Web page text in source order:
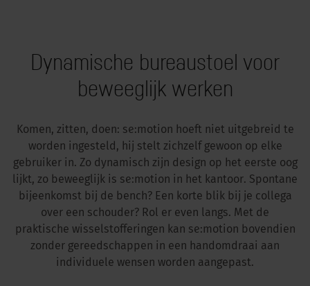
Dynamische bureaustoel voor
beweeglijk werken
Komen, zitten, doen: se:motion hoeft niet uitgebreid te
worden ingesteld, hij stelt zichzelf gewoon op elke
gebruiker in. Zo dynamisch zijn design op het eerste oog
lijkt, zo beweeglijk is se:motion in het kantoor. Spontane
bijeenkomst bij de bench? Een korte blik bij je collega
over een schouder? Rol er even langs. Met de
praktische wisselstofferingen kan se:motion bovendien
zonder gereedschappen in een handomdraai aan
individuele wensen worden aangepast.